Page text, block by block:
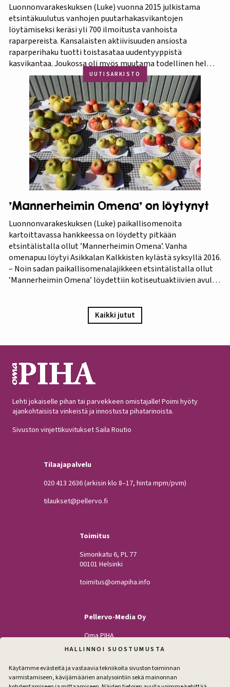
HALLINNOI SUOSTUMUSTA
Käytämme evästeitä ja vastaavia tekniikoita sivuston toiminnan
varmistamiseen, kävijämäärien analysointiin sekä mainonnan
Luonnonvarakeskuksen (Luke) vuonna 2015 julkistama
etsintäkuulutus vanhojen puutarhakasvikantojen
löytämiseksi keräsi yli 700 ilmoitusta vanhoista
raparpereista. Kansalaisten aktiivisuuden ansiosta
raparperihaku tuotti toistasataa uudentyyppistä
kasvikantaa. Joukossa oli myös muutama todellinen helmi.
Koko aineistosta jatkotutkimuksiin pääsi 375 kasvia, joista
60 prosenttia osoittautui vihreä-punavartiseksi Victoria-
lajikkeeksi. Raparperitutkimus dokumentoitiin vaihe
vaiheelta elokuvaksi ”Raparperin kadonneita geenejä
etsimässä”. Elokuvan ensiesitys ja tutkimustulosten
julkistus…
UUTISARKISTO
’Mannerheimin Omena’ on löytynyt
Luonnonvarakeskuksen (Luke) paikallisomenoita
kartoittavassa hankkeessa on löydetty pitkään
etsintälistalla ollut ’Mannerheimin Omena’. Vanha
omenapuu löytyi Asikkalan Kalkkisten kylästä syksyllä 2016.
– Noin sadan paikallisomenalajikkeen etsintälistalla ollut
’Mannerheimin Omena’ löydettiin kotiseutuaktiivien avulla.
vastaa Puutarha-lehden vuosien 1921 ja 1931 kuvauksia,
iloitsee tutkija Maarit Heinonen Lukesta.…
Kaikki jutut
Lehti jokaiselle pihan tai parvekkeen omistajalle! Poimi hyöty
ajankohtaisista vinkeistä ja innostusta pihatarinoista.
Sivuston vinjettikuvitukset Saila Routio
Tilaajapalvelu
020 413 2636(arkisin klo 8–17, hinta mpm/pvm)
tilaukset@pellervo.fi
Toimitus
Simonkatu 6, PL 77
00101 Helsinki
toimitus@omapiha.info
Pellervo-Media Oy
Oma PIHA
Kodin Pellervo
Maatilan Pellervo